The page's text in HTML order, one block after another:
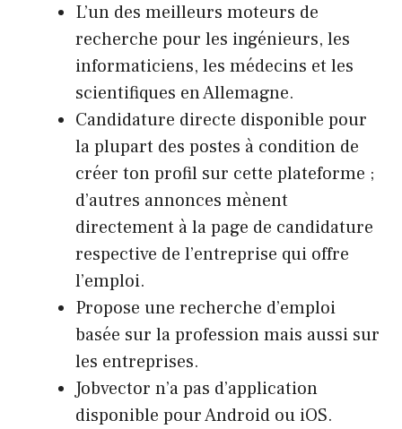
L’un des meilleurs moteurs de
recherche pour les ingénieurs, les
informaticiens, les médecins et les
scientifiques en Allemagne.
Candidature directe disponible pour
la plupart des postes à condition de
créer ton profil sur cette plateforme ;
d’autres annonces mènent
directement à la page de candidature
respective de l’entreprise qui offre
l’emploi.
Propose une recherche d’emploi
basée sur la profession mais aussi sur
les entreprises.
Jobvector n’a pas d’application
disponible pour Android ou iOS.